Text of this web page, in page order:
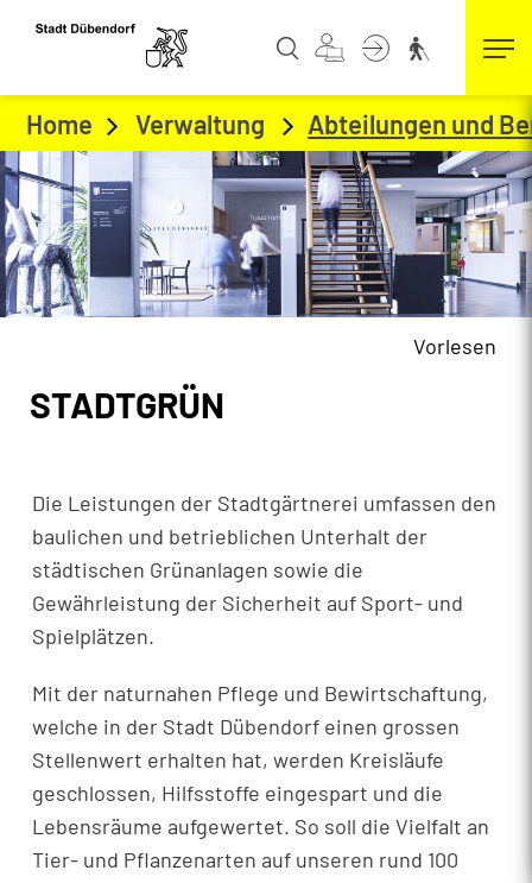
Kopfzeile
Vorlesen
Home Verwaltung Abteilungen und
Inhalt
STADTGRÜN
Die Leistungen der Stadtgärtnerei umfassen den
baulichen und betrieblichen Unterhalt der
städtischen Grünanlagen sowie die
Gewährleistung der Sicherheit auf Sport- und
Spielplätzen.
Mit der naturnahen Pflege und Bewirtschaftung,
welche in der Stadt Dübendorf einen grossen
Stellenwert erhalten hat, werden Kreisläufe
geschlossen, Hilfsstoffe eingespart und die
Lebensräume aufgewertet. So soll die Vielfalt an
Tier- und Pflanzenarten auf unseren rund 100
Zugehörige Objekte